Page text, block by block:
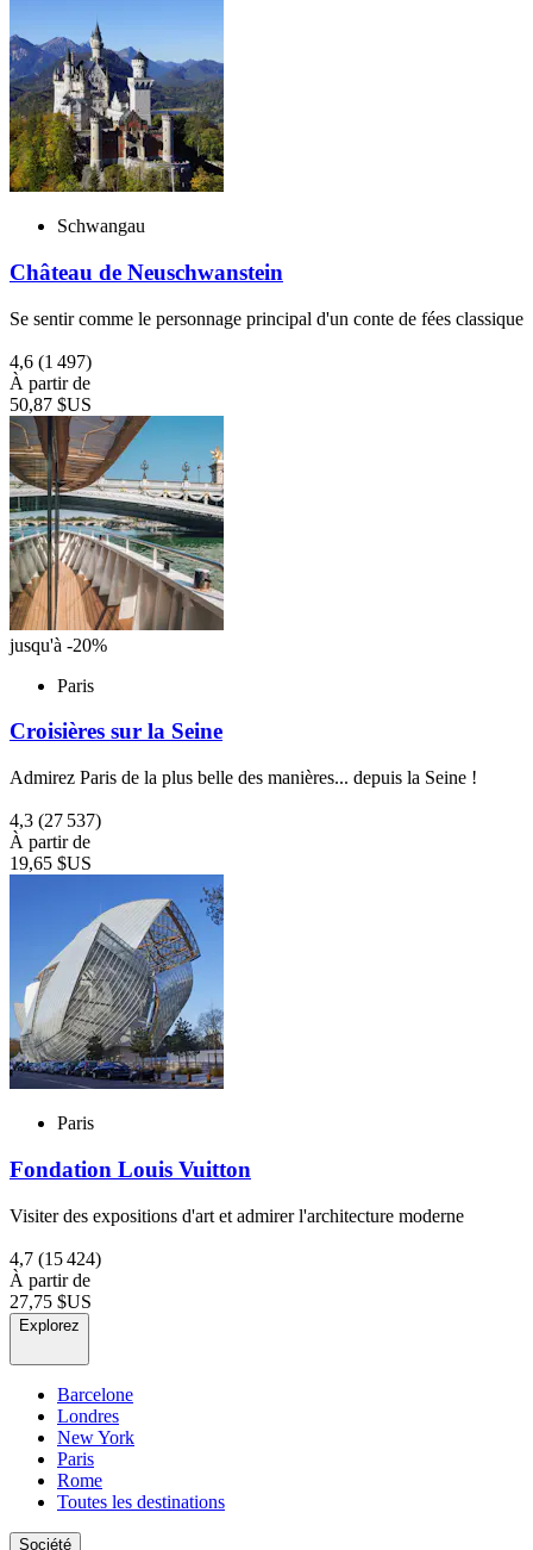
Schwangau
Château de Neuschwanstein
Se sentir comme le personnage principal d'un conte de fées classique
4,6 (1 497)
À partir de
50,87 $US
jusqu'à -20%
Paris
Croisières sur la Seine
Admirez Paris de la plus belle des manières... depuis la Seine !
4,3 (27 537)
À partir de
19,65 $US
Paris
Fondation Louis Vuitton
Visiter des expositions d'art et admirer l'architecture moderne
4,7 (15 424)
À partir de
27,75 $US
Explorez
Barcelone
Londres
New York
Paris
Rome
Toutes les destinations
Société